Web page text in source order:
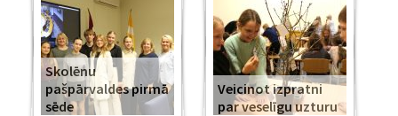
Skolēnu
pašpārvaldes pirmā
sēde
Veicinot izpratni
par veselīgu uzturu